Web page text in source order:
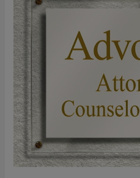
de
verliezer
van
een
rechtszaak
de
advocatenkosten
van
de
winnaar